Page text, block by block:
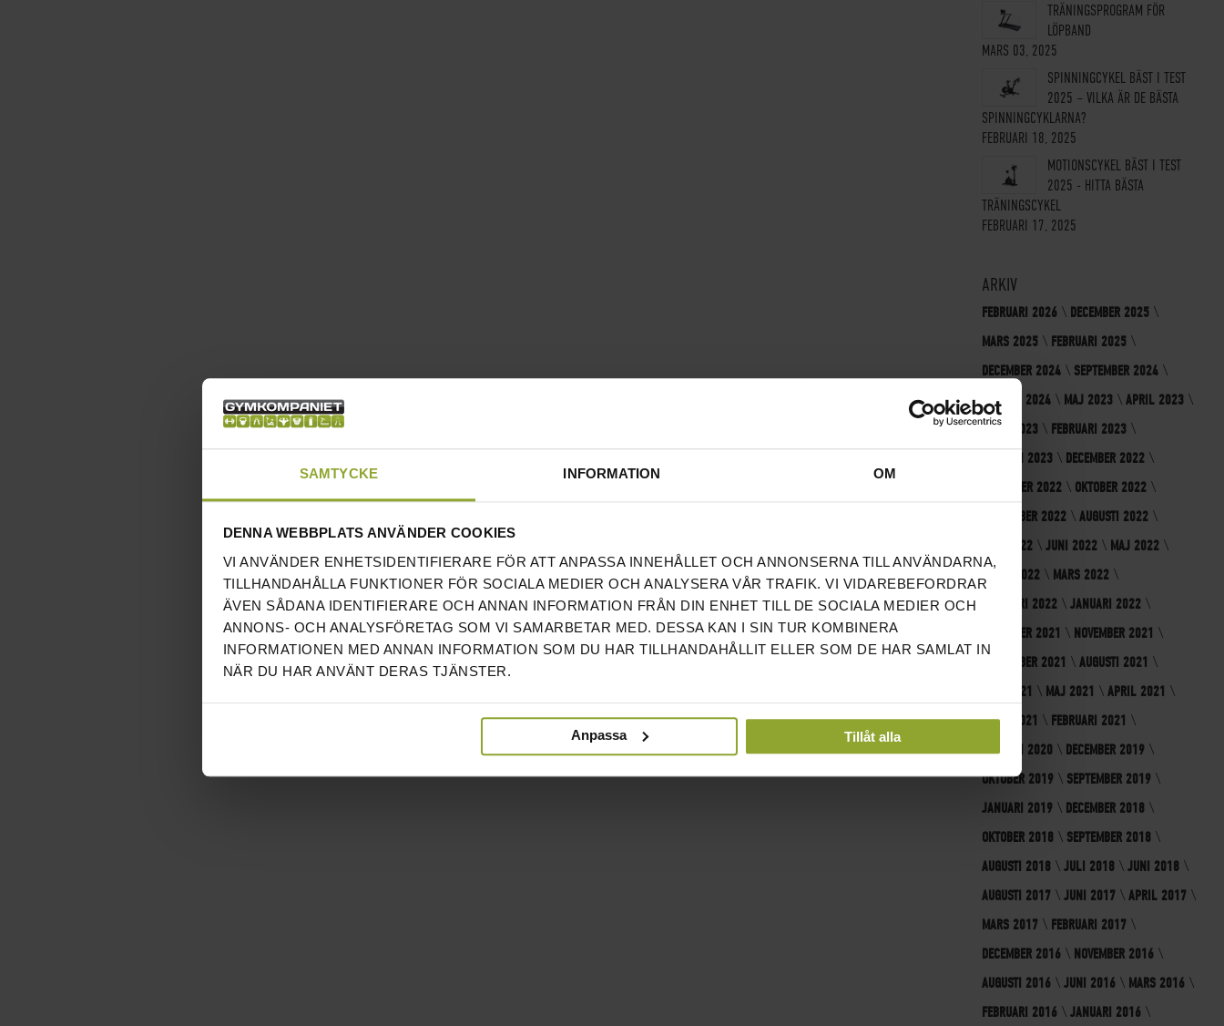
SAMTYCKE INFORMATION OM
DENNA WEBBPLATS ANVÄNDER COOKIES
VI ANVÄNDER ENHETSIDENTIFIERARE FÖR ATT ANPASSA INNEHÅLLET OCH ANNONSERNA TILL ANVÄNDARNA,
TILLHANDAHÅLLA FUNKTIONER FÖR SOCIALA MEDIER OCH ANALYSERA VÅR TRAFIK. VI VIDAREBEFORDRAR
ÄVEN SÅDANA IDENTIFIERARE OCH ANNAN INFORMATION FRÅN DIN ENHET TILL DE SOCIALA MEDIER OCH
ANNONS- OCH ANALYSFÖRETAG SOM VI SAMARBETAR MED. DESSA KAN I SIN TUR KOMBINERA
INFORMATIONEN MED ANNAN INFORMATION SOM DU HAR TILLHANDAHÅLLIT ELLER SOM DE HAR SAMLAT IN
NÄR DU HAR ANVÄNT DERAS TJÄNSTER.
Anpassa Tillåt alla
TRÄNINGSPROGRAM FÖR
LÖPBAND
MARS 03, 2025
SPINNINGCYKEL BÄST I TEST
2025 – VILKA ÄR DE BÄSTA
SPINNINGCYKLARNA?
FEBRUARI 18, 2025
MOTIONSCYKEL BÄST I TEST
2025 - HITTA BÄSTA
TRÄNINGSCYKEL
FEBRUARI 17, 2025
ARKIV
FEBRUARI 2026
DECEMBER 2025
MARS 2025
FEBRUARI 2025
DECEMBER 2024
SEPTEMBER 2024
AUGUSTI 2024
MAJ 2023
APRIL 2023
MARS 2023
FEBRUARI 2023
JANUARI 2023
DECEMBER 2022
NOVEMBER 2022
OKTOBER 2022
SEPTEMBER 2022
AUGUSTI 2022
JULI 2022
JUNI 2022
MAJ 2022
APRIL 2022
MARS 2022
FEBRUARI 2022
JANUARI 2022
DECEMBER 2021
NOVEMBER 2021
SEPTEMBER 2021
AUGUSTI 2021
JULI 2021
MAJ 2021
APRIL 2021
MARS 2021
FEBRUARI 2021
JANUARI 2020
DECEMBER 2019
OKTOBER 2019
SEPTEMBER 2019
JANUARI 2019
DECEMBER 2018
OKTOBER 2018
SEPTEMBER 2018
AUGUSTI 2018
JULI 2018
JUNI 2018
AUGUSTI 2017
JUNI 2017
APRIL 2017
MARS 2017
FEBRUARI 2017
DECEMBER 2016
NOVEMBER 2016
AUGUSTI 2016
JUNI 2016
MARS 2016
FEBRUARI 2016
JANUARI 2016